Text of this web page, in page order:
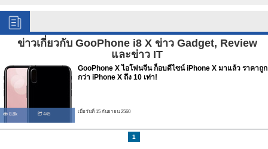
ข่าวเกี่ยวกับ GooPhone i8 X ข่าว Gadget, Review
และข่าว IT
8.8k 445
GooPhone X ไอโฟนจีน ก็อบดีไซน์ iPhone X มาแล้ว ราคาถูก
กว่า iPhone X ถึง 10 เท่า!
เมื่อวันที่ 15 กันยายน 2560
1